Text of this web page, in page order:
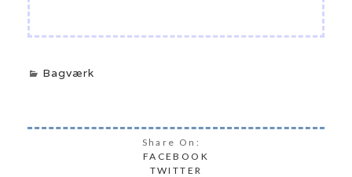
Bagværk
Share On:
FACEBOOK
TWITTER